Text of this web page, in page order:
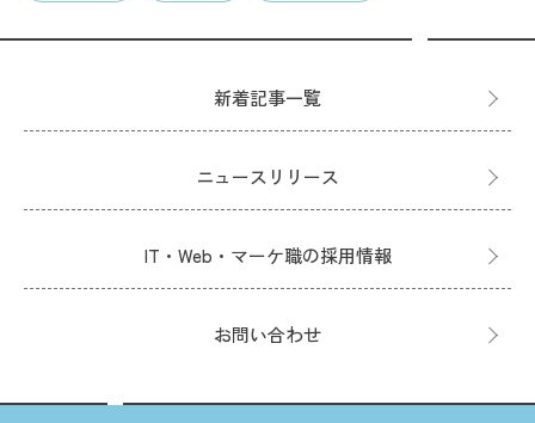
新着記事一覧
ニュースリリース
IT・Web・マーケ職の採用情報
お問い合わせ